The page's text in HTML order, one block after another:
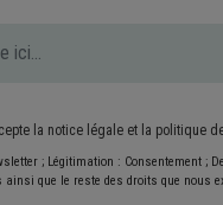
la notice légale et la politique
; Légitimation : Consentement
que le reste des droits que nous